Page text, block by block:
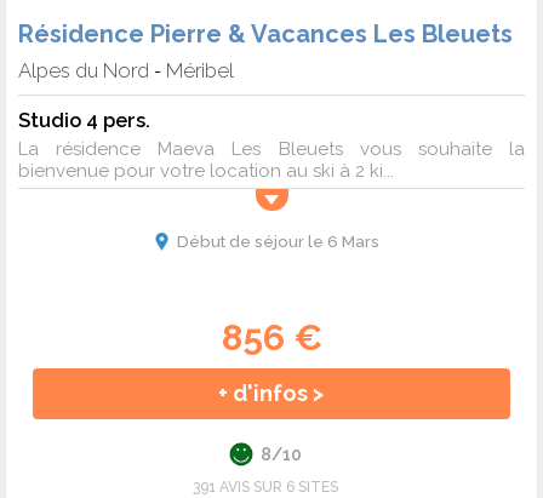
Résidence Pierre & Vacances Les Bleuets
Alpes du Nord - Méribel
Studio 4 pers.
La résidence Maeva Les Bleuets vous souhaite la
bienvenue pour votre location au ski à 2 ki...
Début de séjour le 6 Mars
856 €
+ d'infos >
8/10
391 AVIS SUR 6 SITES